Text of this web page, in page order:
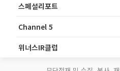
스페셜리포트
Channel 5
위너스IR클럽